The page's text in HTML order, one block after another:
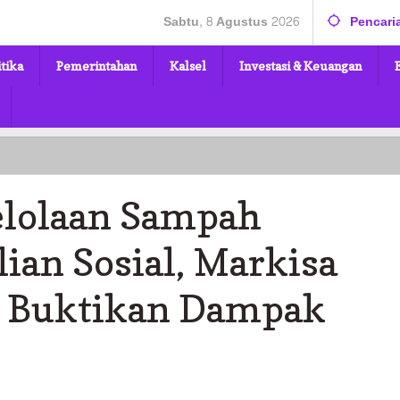
Sabtu, 8 Agustus 2026
Pemerintahan Kalsel Investasi & Keuangan
Sampah
Sosial, Markisa
Dampak